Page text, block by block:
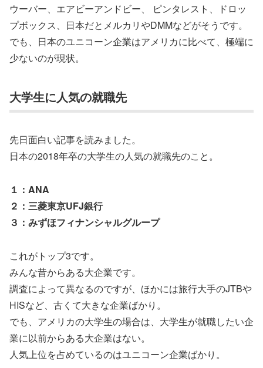
ウーバー、エアビーアンドビー、 ピンタレスト、ドロッ
プボックス、日本だとメルカリやDMMなどがそうです。
でも、日本のユニコーン企業はアメリカに比べて、極端に
少ないのが現状。
大学生に人気の就職先
先日面白い記事を読みました。
日本の2018年卒の大学生の人気の就職先のこと。
１：ANA
２：三菱東京UFJ銀行
３：みずほフィナンシャルグループ
これがトップ3です。
みんな昔からある大企業です。
調査によって異なるのですが、ほかには旅行大手のJTBや
HISなど、古くて大きな企業ばかり。
でも、アメリカの大学生の場合は、大学生が就職したい企
業に以前からある大企業はない。
人気上位を占めているのはユニコーン企業ばかり。